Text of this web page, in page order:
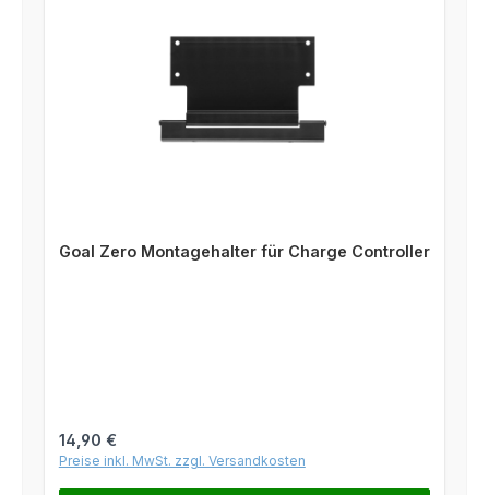
Goal Zero Montagehalter für Charge Controller
Regulärer Preis:
14,90 €
Preise inkl. MwSt. zzgl. Versandkosten